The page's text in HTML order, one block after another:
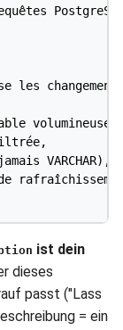
les
ist dein
dieses
passt ("Lass
= ein